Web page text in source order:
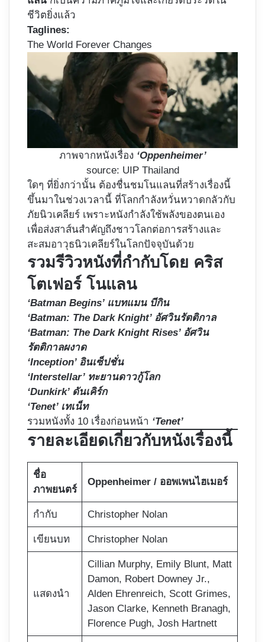
ชีวิตยิ่งแล้ว
Taglines:
The World Forever Changes
ภาพจากหนังเรื่อง ‘Oppenheimer’
source: UIP Thailand
ใดๆ ที่ยิ่งกว่านั้น ต้องชื่นชมโนแลนที่สร้างเรื่องนี้
ขึ้นมาในช่วงเวลานี้ ที่โลกกำลังหวั่นหวาดกลัวกับ
ภัยนิวเคลียร์ เพราะหนังกำลังใช้พลังของตนเอง
เพื่อส่งสาส์นสำคัญถึงชาวโลกต่อการสร้างและ
สะสมอาวุธนิวเคลียร์ในโลกปัจจุบันด้วย
รวมรีวิวหนังที่กำกับโดย คริส
โตเฟอร์ โนแลน
‘Batman Begins’ แบทแมน บีกิน
‘Batman: The Dark Knight’ อัศวินรัตติกาล
‘Batman: The Dark Knight Rises’ อัศวิน
รัตติกาลผงาด
‘Inception’ อินเซ็ปชั่น
‘Interstellar’ ทะยานดาวกู้โลก
‘Dunkirk’ ดันเคิร์ก
‘Tenet’ เทเน็ท
รวมหนังทั้ง 10 เรื่องก่อนหน้า ‘Tenet’
รายละเอียดเกี่ยวกับหนังเรื่องนี้
ชื่อ
ภาพยนตร์
Oppenheimer / ออพเพนไฮเมอร์
กำกับ Christopher Nolan
เขียนบท Christopher Nolan
แสดงนำ
Cillian Murphy, Emily Blunt, Matt
Damon, Robert Downey Jr.,
Alden Ehrenreich, Scott Grimes,
Jason Clarke, Kenneth Branagh,
Florence Pugh, Josh Hartnett